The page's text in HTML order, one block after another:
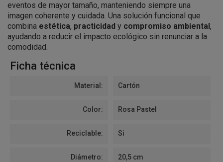
eventos de mayor tamaño, manteniendo siempre una
imagen coherente y cuidada. Una solución funcional que
combina estética, practicidad y compromiso ambiental,
ayudando a reducir el impacto ecológico sin renunciar a la
comodidad.
Ficha técnica
Material: Cartón
Color: Rosa Pastel
Reciclable: Si
Diámetro: 20,5 cm